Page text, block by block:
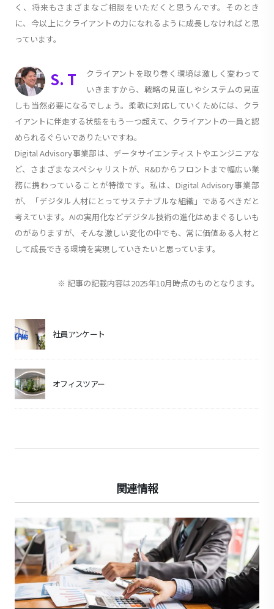
く、将来もさまざまなご相談をいただくと思うんです。そのとき
に、今以上にクライアントの力になれるように成長しなければと思
っています。
S. T
クライアントを取り巻く環境は激しく変わって
いきますから、戦略の見直しやシステムの見直
しも当然必要になるでしょう。柔軟に対応していくためには、クラ
イアントに伴走する状態をもう一つ超えて、クライアントの一員と認
められるぐらいでありたいですね。
Digital Advisory事業部は、データサイエンティストやエンジニアな
ど、さまざまなスペシャリストが、R&Dからフロントまで幅広い業
務に携わっていることが特徴です。私は、Digital Advisory事業部
が、「デジタル人材にとってサステナブルな組織」であるべきだと
考えています。AIの実用化などデジタル技術の進化はめまぐるしいも
のがありますが、そんな激しい変化の中でも、常に価値ある人材と
して成長できる環境を実現していきたいと思っています。
※ 記事の記載内容は2025年10月時点のものとなります。
社員アンケート
オフィスツアー
関連情報